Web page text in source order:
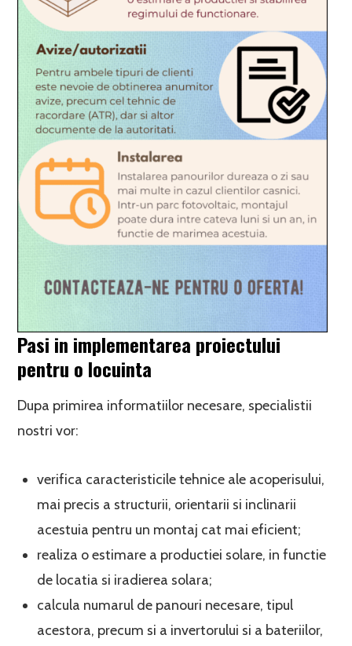
Pasi in implementarea proiectului
pentru o locuinta
Dupa primirea informatiilor necesare, specialistii
nostri vor:
verifica caracteristicile tehnice ale acoperisului,
mai precis a structurii, orientarii si inclinarii
acestuia pentru un montaj cat mai eficient;
realiza o estimare a productiei solare, in functie
de locatia si iradierea solara;
calcula numarul de panouri necesare, tipul
acestora, precum si a invertorului si a bateriilor,